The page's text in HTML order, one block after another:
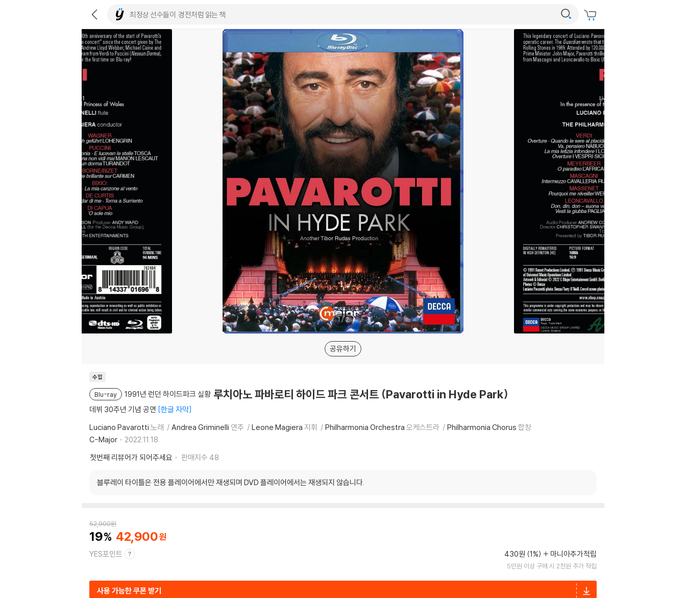
1/2
공유하기
수입
Blu-ray 1991년 런던 하이드파크 실황 루치아노 파바로티 하이드 파크 콘서트 (Pavarotti in Hyde Park)
데뷔 30주년 기념 공연 한글 자막
Luciano Pavarotti 노래 Andrea Griminelli 연주 Leone Magiera 지휘 Philharmonia Orchestra 오케스트라 Philharmonia Chorus 합창
C-Major
2022.11.18.
첫번째 리뷰어가 되어주세요
판매지수 48
블루레이 타이틀은 전용 플레이어에서만 재생되며 DVD 플레이어에서는 재생되지 않습니다.
52,900원
19 42,900
YES포인트 430원 (1%) 마니아추가적립
5만원 이상 구매 시 2천원 추가 적립
사용 가능한 쿠폰 받기